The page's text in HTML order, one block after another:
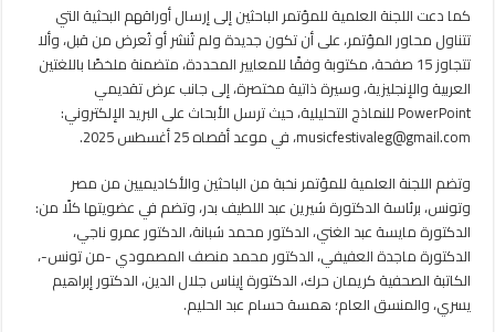
كما دعت اللجنة العلمية للمؤتمر الباحثين إلى إرسال أوراقهم البحثية التي
تتناول محاور المؤتمر، على أن تكون جديدة ولم تُنشر أو تُعرض من قبل، وألا
تتجاوز 15 صفحة، مكتوبة وفقًا للمعايير المحددة، متضمنة ملخصًا باللغتين
العربية والإنجليزية، وسيرة ذاتية مختصرة، إلى جانب عرض تقديمي
PowerPoint للنماذج التحليلية، حيث ترسل الأبحاث على البريد الإلكتروني:
musicfestivaleg@gmail.com، في موعد أقصاه 25 أغسطس 2025.
وتضم اللجنة العلمية للمؤتمر نخبة من الباحثين والأكاديميين من مصر
وتونس، برئاسة الدكتورة شيرين عبد اللطيف بدر، وتضم في عضويتها كلًا من:
الدكتورة مايسة عبد الغني، الدكتور محمد شبانة، الدكتور عمرو ناجي،
الدكتورة ماجدة العفيفي، الدكتور محمد منصف المصمودي -من تونس-،
الكاتبة الصحفية كريمان حرك، الدكتورة إيناس جلال الدين، الدكتور إبراهيم
يسري، والمنسق العام؛ همسة حسام عبد الحليم.